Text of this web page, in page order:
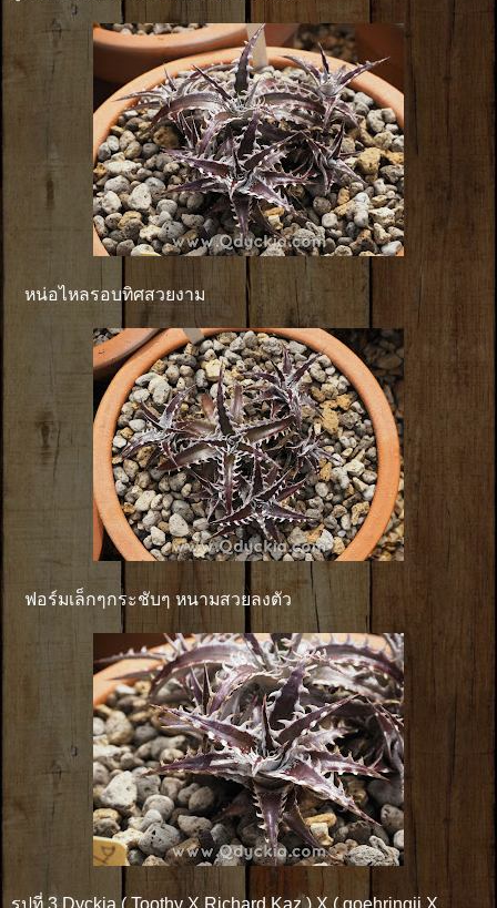
หน่อไหลรอบทิศสวยงาม
ฟอร์มเล็กๆกระชับๆ หนามสวยลงตัว
รูปที่ 3 Dyckia ( Toothy X Richard Kaz ) X ( goehringii X